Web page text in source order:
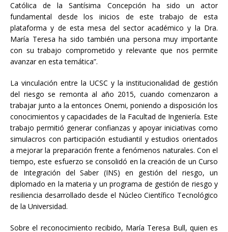
Católica de la Santísima Concepción ha sido un actor
fundamental desde los inicios de este trabajo de esta
plataforma y de esta mesa del sector académico y la Dra.
María Teresa ha sido también una persona muy importante
con su trabajo comprometido y relevante que nos permite
avanzar en esta temática”.
La vinculación entre la UCSC y la institucionalidad de gestión
del riesgo se remonta al año 2015, cuando comenzaron a
trabajar junto a la entonces Onemi, poniendo a disposición los
conocimientos y capacidades de la Facultad de Ingeniería. Este
trabajo permitió generar confianzas y apoyar iniciativas como
simulacros con participación estudiantil y estudios orientados
a mejorar la preparación frente a fenómenos naturales. Con el
tiempo, este esfuerzo se consolidó en la creación de un Curso
de Integración del Saber (INS) en gestión del riesgo, un
diplomado en la materia y un programa de gestión de riesgo y
resiliencia desarrollado desde el Núcleo Científico Tecnológico
de la Universidad.
Sobre el reconocimiento recibido, María Teresa Bull, quien es